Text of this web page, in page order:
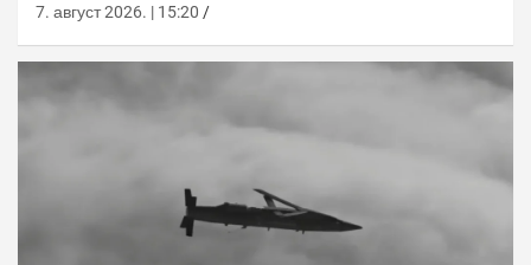
7. август 2026. | 15:20